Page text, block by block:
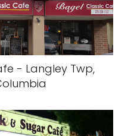
- Langley Twp,